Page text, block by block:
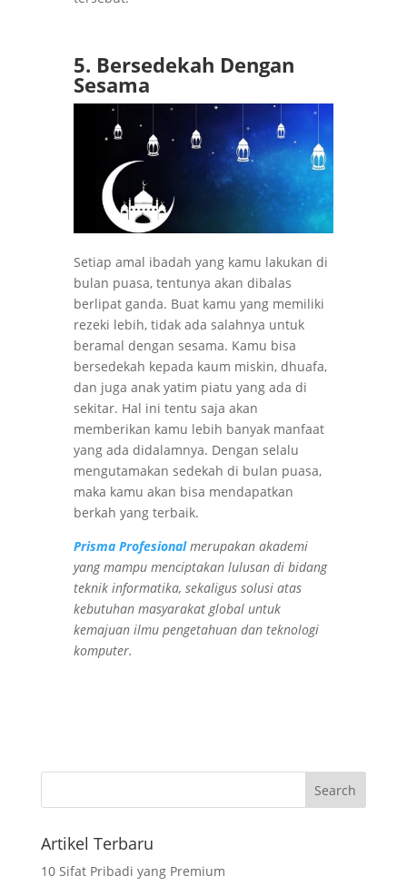
5. Bersedekah Dengan
Sesama
Setiap amal ibadah yang kamu lakukan di
bulan puasa, tentunya akan dibalas
berlipat ganda. Buat kamu yang memiliki
rezeki lebih, tidak ada salahnya untuk
beramal dengan sesama. Kamu bisa
bersedekah kepada kaum miskin, dhuafa,
dan juga anak yatim piatu yang ada di
sekitar. Hal ini tentu saja akan
memberikan kamu lebih banyak manfaat
yang ada didalamnya. Dengan selalu
mengutamakan sedekah di bulan puasa,
maka kamu akan bisa mendapatkan
berkah yang terbaik.
Prisma Profesionalmerupakan akademi
yang mampu menciptakan lulusan di bidang
teknik informatika, sekaligus solusi atas
kebutuhan masyarakat global untuk
kemajuan ilmu pengetahuan dan teknologi
komputer.
Artikel Terbaru
10 Sifat Pribadi yang Premium